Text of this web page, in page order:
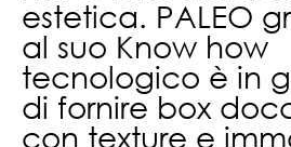
estetica. PALEO
al suo Know how
tecnologico è in
di fornire box
con texture e